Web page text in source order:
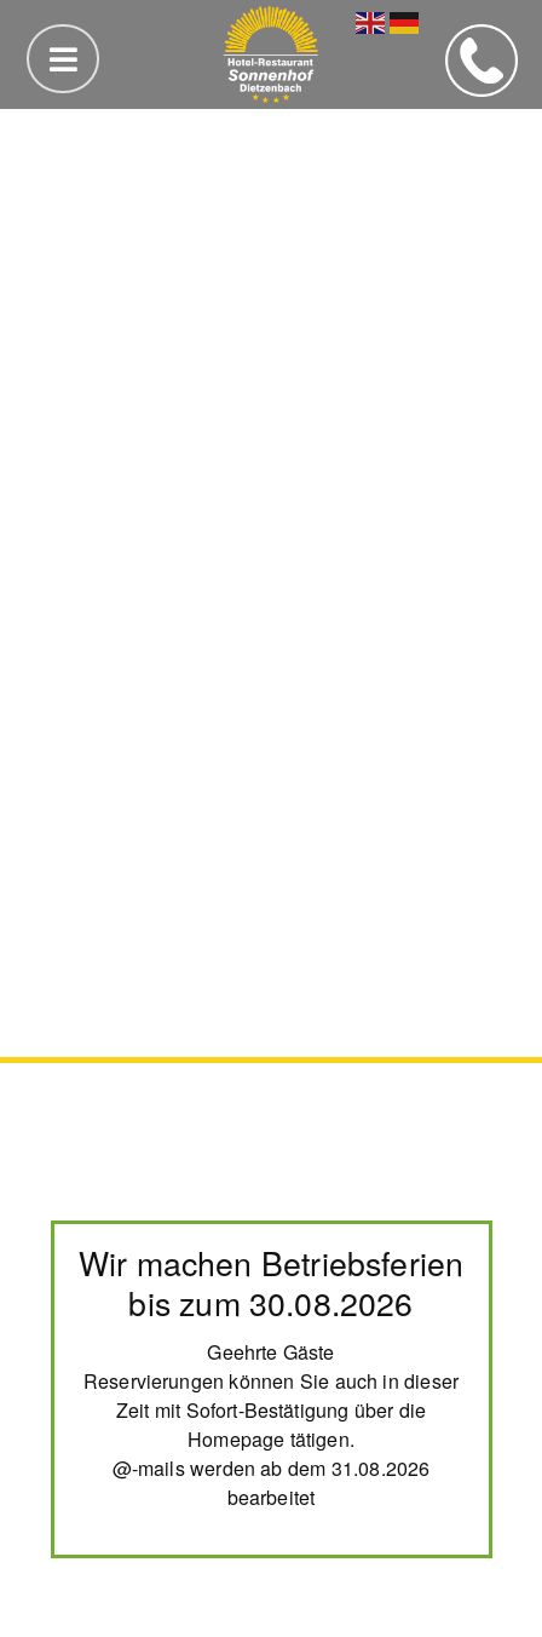
Wir machen Betriebsferien
bis zum 30.08.2026
Geehrte Gäste
Reservierungen können Sie auch in dieser
Zeit mit Sofort-Bestätigung über die
Homepage tätigen.
@-mails werden ab dem 31.08.2026
bearbeitet